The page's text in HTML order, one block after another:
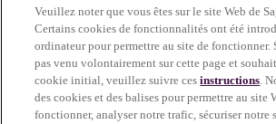
facebook
opens in new tab)
youtube
(opens in new tab)
instagram
(opens in new tab)
Veuillez noter que vous êtes sur le site Web de
Certains cookies de fonctionnalités ont été
ordinateur pour permettre au site de fonctionner.
pas venu volontairement sur cette page et
cookie initial, veuillez suivre cesinstructions.
des cookies et des balises pour permettre au site
fonctionner, analyser notre trafic, sécuriser notre